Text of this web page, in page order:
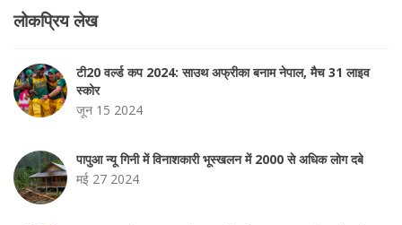
लोकप्रिय लेख
टी20 वर्ल्ड कप 2024: साउथ अफ्रीका बनाम नेपाल, मैच 31 लाइव
स्कोर
जून 15 2024
पापुआ न्यू गिनी में विनाशकारी भूस्खलन में 2000 से अधिक लोग दबे
मई 27 2024